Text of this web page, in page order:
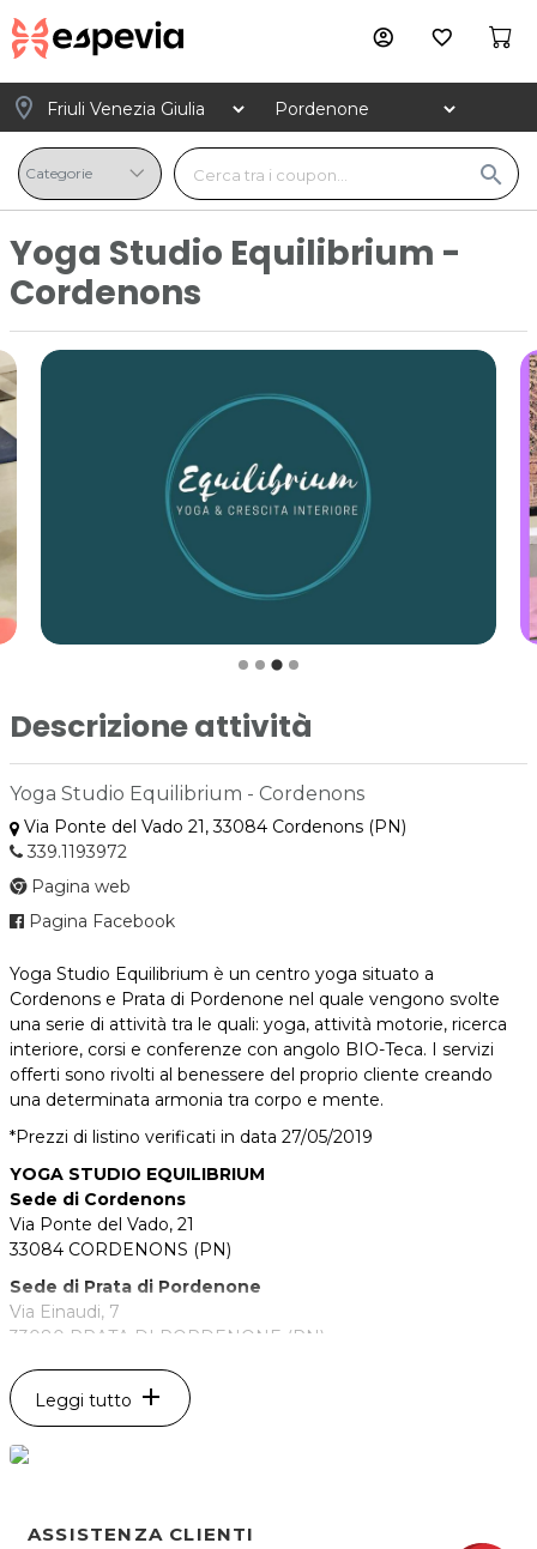
search
account_circle favorite_border
location_on
Yoga Studio Equilibrium -
Cordenons
Descrizione attività
Yoga Studio Equilibrium - Cordenons
Via Ponte del Vado 21, 33084 Cordenons (PN)
339.1193972
Pagina web
Pagina Facebook
Yoga Studio Equilibrium è un centro yoga situato a
Cordenons e Prata di Pordenone nel quale vengono svolte
una serie di attività tra le quali: yoga, attività motorie, ricerca
interiore, corsi e conferenze con angolo BIO-Teca. I servizi
offerti sono rivolti al benessere del proprio cliente creando
una determinata armonia tra corpo e mente.
*Prezzi di listino verificati in data 27/05/2019
YOGA STUDIO EQUILIBRIUM
Sede di Cordenons
Via Ponte del Vado, 21
33084 CORDENONS (PN)
Sede di Prata di Pordenone
Via Einaudi, 7
33080 PRATA DI PORDENONE (PN)
Cel. 3391193972
P.IVA 01708350937
acquisto scrivi a
Leggi tutto add
ASSISTENZA CLIENTI